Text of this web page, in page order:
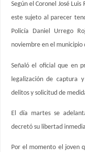
Según el Coronel José
este sujeto al parecer
Policía Daniel Urrego
noviembre en el municipio
Señaló el oficial que en
legalización de captura
delitos y solicitud de
El día martes se
decretó su libertad
Por el momento el joven